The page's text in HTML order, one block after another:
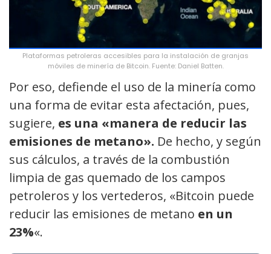
Plataformas petroleras accesibles para la instalación de granjas
móviles de minería de Bitcoin. Fuente: Daniel Batten.
Por eso, defiende el uso de la minería como
una forma de evitar esta afectación, pues,
sugiere, es una «manera de reducir las
emisiones de metano». De hecho, y según
sus cálculos, a través de la combustión
limpia de gas quemado de los campos
petroleros y los vertederos, «Bitcoin puede
reducir las emisiones de metano en un
23%«.